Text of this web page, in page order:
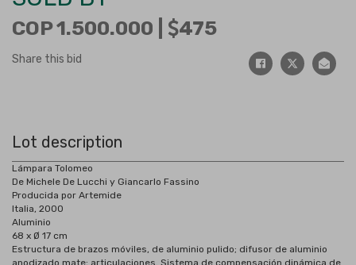
COP 1.500.000 | 475
Share this bid
Lot description
Lámpara Tolomeo
De Michele De Lucchi y Giancarlo Fassino
Producida por Artemide
Italia, 2000
Aluminio
68 x Ø 17 cm
Estructura de brazos móviles, de aluminio pulido; difusor de aluminio
anodizado mate; articulaciones. Sistema de compensación dinámica de